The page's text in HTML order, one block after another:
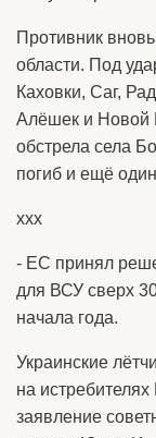
Противник
области. Под
Каховки, Саг,
Алёшек и Новой
обстрела села
погиб и ещё
ххх
- ЕС принял
для ВСУ сверх
начала года.
Украинские
на
заявление